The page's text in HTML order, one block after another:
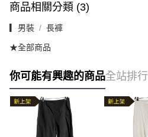
商品相關分類 (3)
▎男裝 長褲
★全部商品
你可能有興趣的商品全站排行